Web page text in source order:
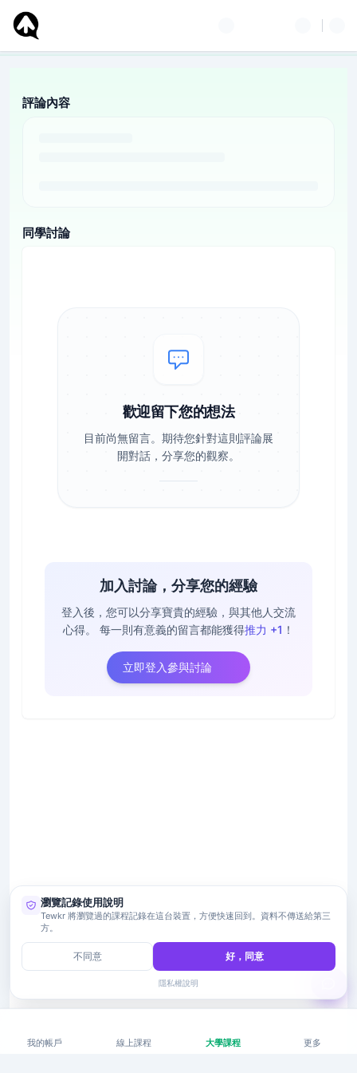
評論內容
同學討論
歡迎留下您的想法
目前尚無留言。期待您針對這則評論展
開對話，分享您的觀察。
加入討論，分享您的經驗
登入後，您可以分享寶貴的經驗，與其他人交流
心得。
每一則有意義的留言都能獲得推力 +1 ！
立即登入參與討論
我的帳戶 線上課程 大學課程 更多
瀏覽記錄使用說明
Tewkr 將瀏覽過的課程記錄在這台裝置，方便快速回到。資料不傳送給第三
方。
不同意 好，同意
隱私權說明